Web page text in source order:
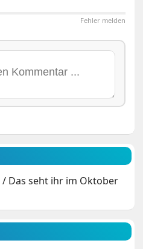
Fehler melden
/ Das seht ihr im Oktober